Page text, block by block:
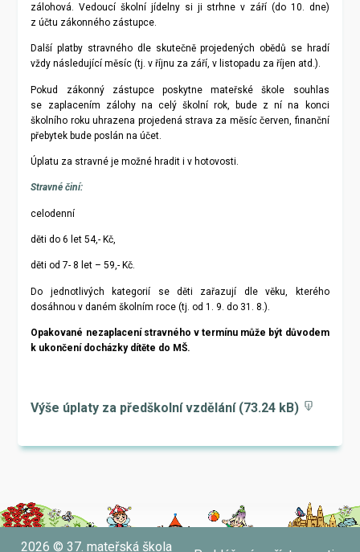
zálohová. Vedoucí školní jídelny si ji strhne v září (do 10. dne)
z účtu zákonného zástupce.
Další platby stravného dle skutečně projedených obědů se hradí
vždy následující měsíc (tj. v říjnu za září, v listopadu za říjen atd.).
Pokud zákonný zástupce poskytne mateřské škole souhlas
se zaplacením zálohy na celý školní rok, bude z ní na konci
školního roku uhrazena projedená strava za měsíc červen, finanční
přebytek bude poslán na účet.
Úplatu za stravné je možné hradit i v hotovosti.
Stravné činí:
celodenní
děti do 6 let 54,- Kč,
děti od 7- 8 let – 59,- Kč.
Do jednotlivých kategorií se děti zařazují dle věku, kterého
dosáhnou v daném školním roce (tj. od 1. 9. do 31. 8.).
Opakované nezaplacení stravného v termínu může být důvodem
k ukončení docházky dítěte do MŠ.
Výše úplaty za předškolní vzdělání (73.24 kB)
2026 © 37. mateřská škola